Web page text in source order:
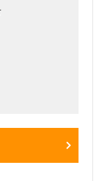
）が発生して